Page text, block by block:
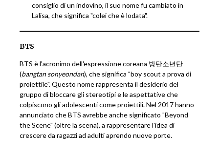
consiglio di un indovino, il suo nome fu cambiato in
Lalisa, che significa "colei che è lodata".
BTS
BTS è l'acronimo dell'espressione coreana 방탄소년단
(bangtan sonyeondan), che significa "boy scout a prova di
proiettile". Questo nome rappresenta il desiderio del
gruppo di bloccare gli stereotipi e le aspettative che
colpiscono gli adolescenti come proiettili. Nel 2017 hanno
annunciato che BTS avrebbe anche significato "Beyond
the Scene" (oltre la scena), a rappresentare l'idea di
crescere da ragazzi ad adulti aprendo nuove porte.